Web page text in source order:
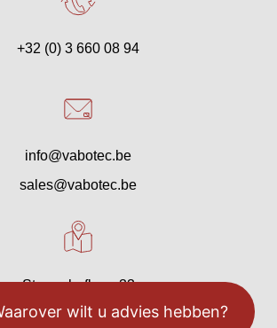
wilt u advies hebben?
+32 (0) 3 660 08 94
info@vabotec.be
sales@vabotec.be
Starrenhoflaan 33
2950 Kapellen, België